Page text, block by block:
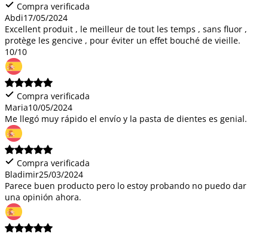
Compra verificada
Abdi17/05/2024
Excellent produit , le meilleur de tout les temps , sans fluor ,
protège les gencive , pour éviter un effet bouché de vieille.
10/10
Compra verificada
Maria10/05/2024
Me llegó muy rápido el envío y la pasta de dientes es genial.
Compra verificada
Bladimir25/03/2024
Parece buen producto pero lo estoy probando no puedo dar
una opinión ahora.